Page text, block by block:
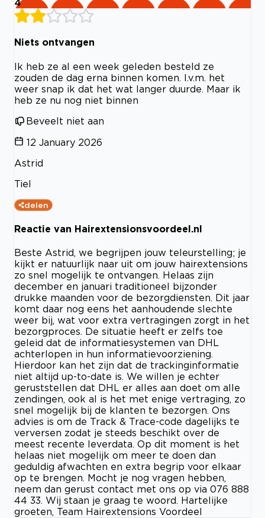
4
Niets ontvangen
Ik heb ze al een week geleden besteld ze
zouden de dag erna binnen komen. I.v.m. het
weer snap ik dat het wat langer duurde. Maar ik
heb ze nu nog niet binnen
Beveelt niet aan
12 January 2026
Astrid
Tiel
delen
Reactie van Hairextensionsvoordeel.nl
Beste Astrid, we begrijpen jouw teleurstelling; je
kijkt er natuurlijk naar uit om jouw hairextensions
zo snel mogelijk te ontvangen. Helaas zijn
december en januari traditioneel bijzonder
drukke maanden voor de bezorgdiensten. Dit jaar
komt daar nog eens het aanhoudende slechte
weer bij, wat voor extra vertragingen zorgt in het
bezorgproces. De situatie heeft er zelfs toe
geleid dat de informatiesystemen van DHL
achterlopen in hun informatievoorziening.
Hierdoor kan het zijn dat de trackinginformatie
niet altijd up-to-date is. We willen je echter
geruststellen dat DHL er alles aan doet om alle
zendingen, ook al is het met enige vertraging, zo
snel mogelijk bij de klanten te bezorgen. Ons
advies is om de Track & Trace-code dagelijks te
verversen zodat je steeds beschikt over de
meest recente leverdata. Op dit moment is het
helaas niet mogelijk om meer te doen dan
geduldig afwachten en extra begrip voor elkaar
op te brengen. Mocht je nog vragen hebben,
neem dan gerust contact met ons op via 076 888
44 33. Wij staan je graag te woord. Hartelijke
groeten, Team Hairextensions Voordeel